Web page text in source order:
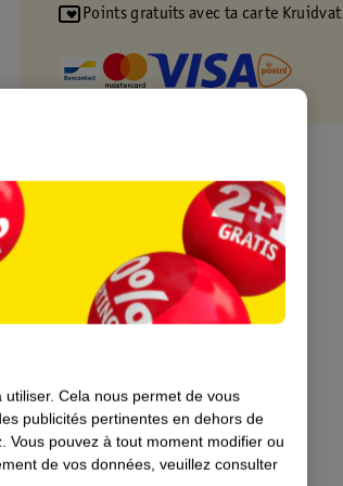
Points gratuits avec ta carte Kruidvat
utiliser. Cela nous permet de vous
publicités pertinentes en dehors de
Vous pouvez à tout moment modifier ou
de vos données, veuillez consulter